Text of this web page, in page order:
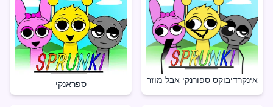
ספראנקי אינקרדיבוקס ספורנקי אבל מוזר